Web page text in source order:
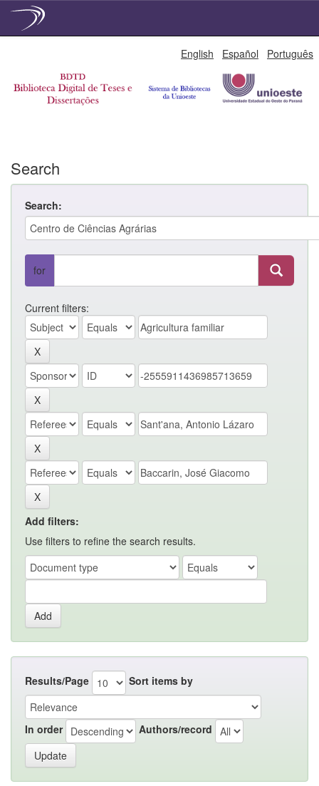
English Español Português
Search
Search:
for
Current filters:
Add filters:
Use filters to refine the search results.
Results/Page Sort items by
In order Authors/record